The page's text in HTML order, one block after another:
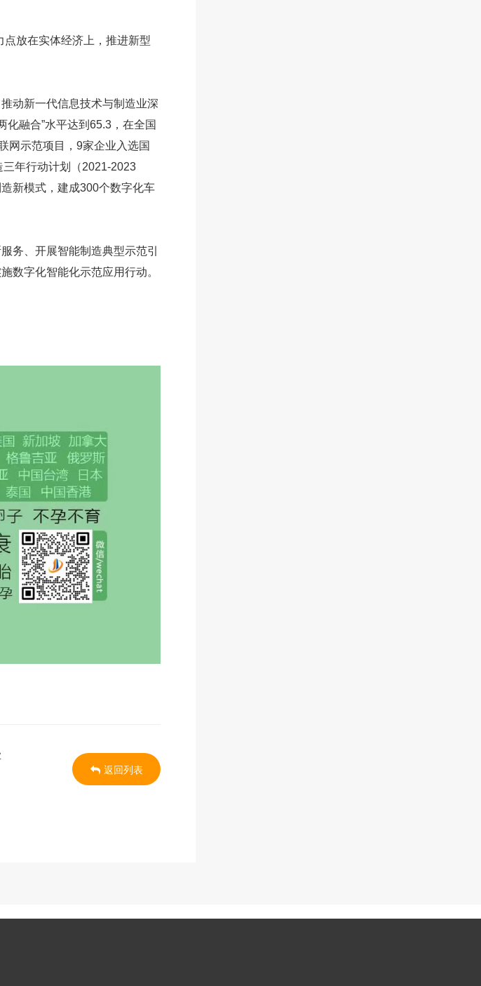
点放在实体经济上，推进新型
动新一代信息技术与制造业深
融合”水平达到65.3，在全国
网示范项目，9家企业入选国
三年行动计划（2021-2023
新模式，建成300个数字化车
务、开展智能制造典型示范引
数字化智能化示范应用行动。
返回列表